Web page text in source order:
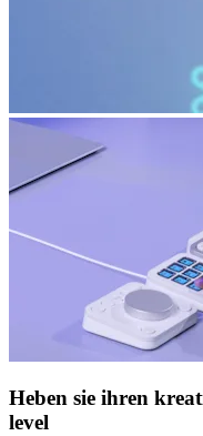
Heben sie ihren
level